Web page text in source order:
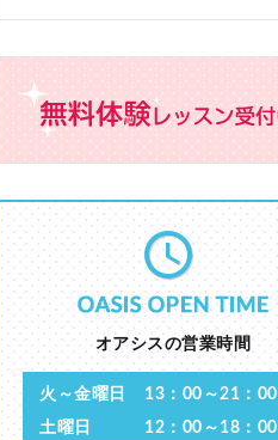
オアシスの営業時間
火～金曜日
13：00～21：00
土曜日
12：00～18：00